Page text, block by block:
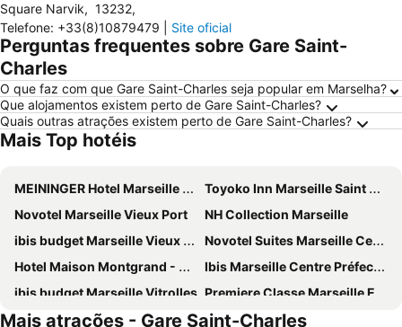
Square Narvik, 13232,
Telefone: +33(8)10879479 Site oficial
Perguntas frequentes sobre Gare Saint-
Charles
O que faz com que Gare Saint-Charles seja popular em Marselha?
Que alojamentos existem perto de Gare Saint-Charles?
Quais outras atrações existem perto de Gare Saint-Charles?
Mais Top hotéis
MEININGER Hotel Marseille Centre La Joliette
Toyoko Inn Marseille Saint Charles
Novotel Marseille Vieux Port
NH Collection Marseille
ibis budget Marseille Vieux Port
Novotel Suites Marseille Centre Euromed
Hotel Maison Montgrand - Vieux Port
Ibis Marseille Centre Préfecture
ibis budget Marseille Vitrolles Premiere Classe Marseille Est - La Valentine
Hôtel Marseille Centre Gare St Charles
HOTEL SYLVABELLE
Mais atrações - Gare Saint-Charles